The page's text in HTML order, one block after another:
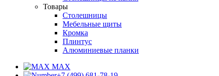
Товары
Столешницы
Мебельные щиты
Кромка
Плинтус
Алюминиевые планки
MAX